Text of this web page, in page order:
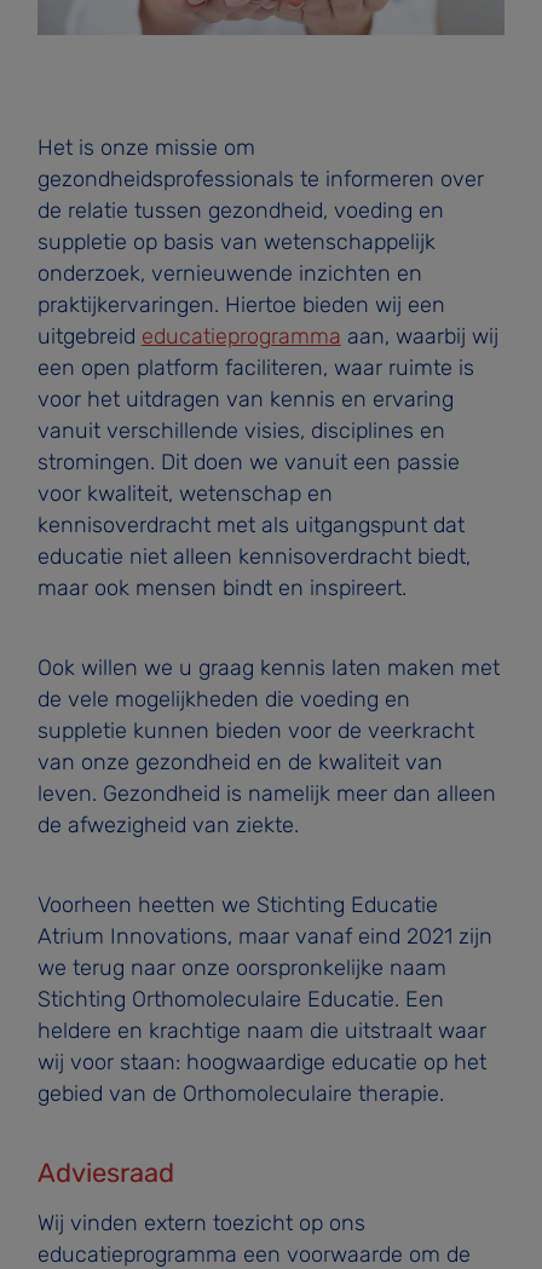
Het is onze missie om
gezondheidsprofessionals te informeren over
de relatie tussen gezondheid, voeding en
suppletie op basis van wetenschappelijk
onderzoek, vernieuwende inzichten en
praktijkervaringen. Hiertoe bieden wij een
uitgebreid educatieprogramma aan, waarbij wij
een open platform faciliteren, waar ruimte is
voor het uitdragen van kennis en ervaring
vanuit verschillende visies, disciplines en
stromingen. Dit doen we vanuit een passie
voor kwaliteit, wetenschap en
kennisoverdracht met als uitgangspunt dat
educatie niet alleen kennisoverdracht biedt,
maar ook mensen bindt en inspireert.
Ook willen we u graag kennis laten maken met
de vele mogelijkheden die voeding en
suppletie kunnen bieden voor de veerkracht
van onze gezondheid en de kwaliteit van
leven. Gezondheid is namelijk meer dan alleen
de afwezigheid van ziekte.
Voorheen heetten we Stichting Educatie
Atrium Innovations, maar vanaf eind 2021 zijn
we terug naar onze oorspronkelijke naam
Stichting Orthomoleculaire Educatie. Een
heldere en krachtige naam die uitstraalt waar
wij voor staan: hoogwaardige educatie op het
gebied van de Orthomoleculaire therapie.
Adviesraad
Wij vinden extern toezicht op ons
educatieprogramma een voorwaarde om de